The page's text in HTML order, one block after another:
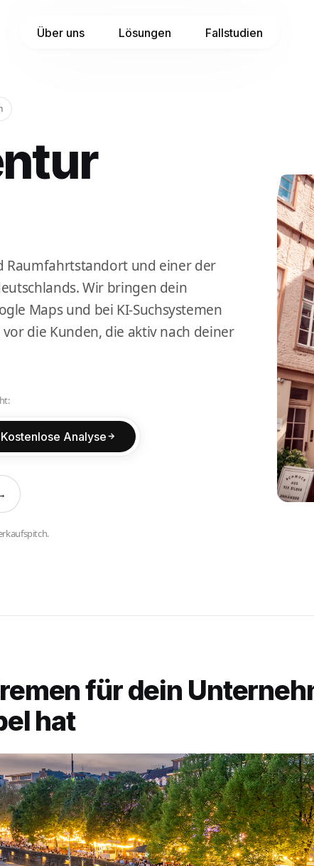
Über uns Lösungen Fallstudien
Raumfahrtstandort und einer der
Wir bringen dein
Maps und bei KI-Suchsystemen
die Kunden, die aktiv nach deiner
Kostenlose Analyse
für dein
hat